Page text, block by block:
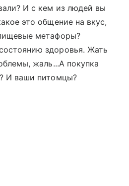
И с кем из людей вы
это общение на вкус,
метафоры?
здоровья. Жать
жаль...А покупка
И ваши питомцы?